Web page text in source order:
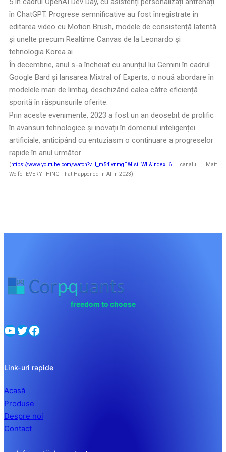
în ChatGPT. Progrese semnificative au fost înregistrate în
editarea video cu Motion Brush, modele de consistență latentă
și unelte precum Realtime Canvas de la Leonardo și
tehnologia Korea.ai.
În decembrie, anul s-a încheiat cu anunțul lui Gemini în cadrul
Google Bard și lansarea Mixtral of Experts, o nouă abordare în
modelele mari de limbaj, deschizând calea către eficiență
sporită în răspunsurile oferite.
Prin aceste evenimente, 2023 a fost un an deosebit de prolific
în avansuri tehnologice și inovații în domeniul inteligenței
artificiale, anticipând cu entuziasm o continuare a progreselor
rapide în anul următor.
(https://www.youtube.com/watch?v=I_m54jvnmgE&list=WL&index=6 canalul Matt
Wolfe- EVERYTHING That Happened In AI In 2023)
freedom to choose
Link-uri rapide
Acasă
Produse
Despre noi
Contact